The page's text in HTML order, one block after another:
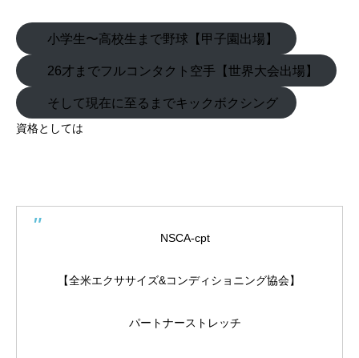
小学生〜高校生まで野球【甲子園出場】
26才までフルコンタクト空手【世界大会出場】
そして現在に至るまでキックボクシング
資格としては
NSCA-cpt
【全米エクササイズ&コンディショニング協会】
パートナーストレッチ